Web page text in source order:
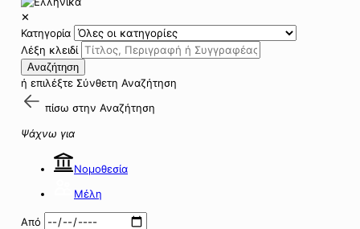
✕
Κατηγορία
Λέξη κλειδί
Αναζήτηση
ή επιλέξτε Σύνθετη Αναζήτηση
πίσω στην Αναζήτηση
Ψάχνω για
Νομοθεσία
Μέλη
Από